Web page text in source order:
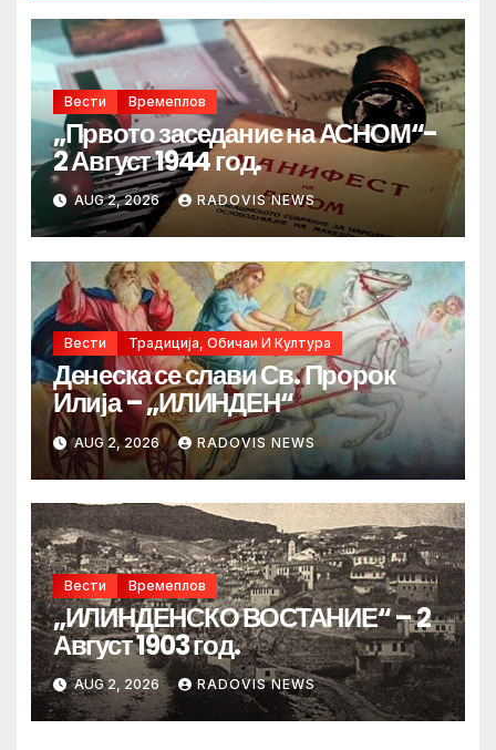
Вести Времеплов
„Првото заседание на АСНОМ“-
2 Август 1944 год.
AUG 2, 2026 RADOVIS NEWS
Вести Традиција, Обичаи И Култура
Денеска се слави Св. Пророк
Илија – „ИЛИНДЕН“
AUG 2, 2026 RADOVIS NEWS
Вести Времеплов
„ИЛИНДЕНСКО ВОСТАНИЕ“ – 2
Август 1903 год.
AUG 2, 2026 RADOVIS NEWS